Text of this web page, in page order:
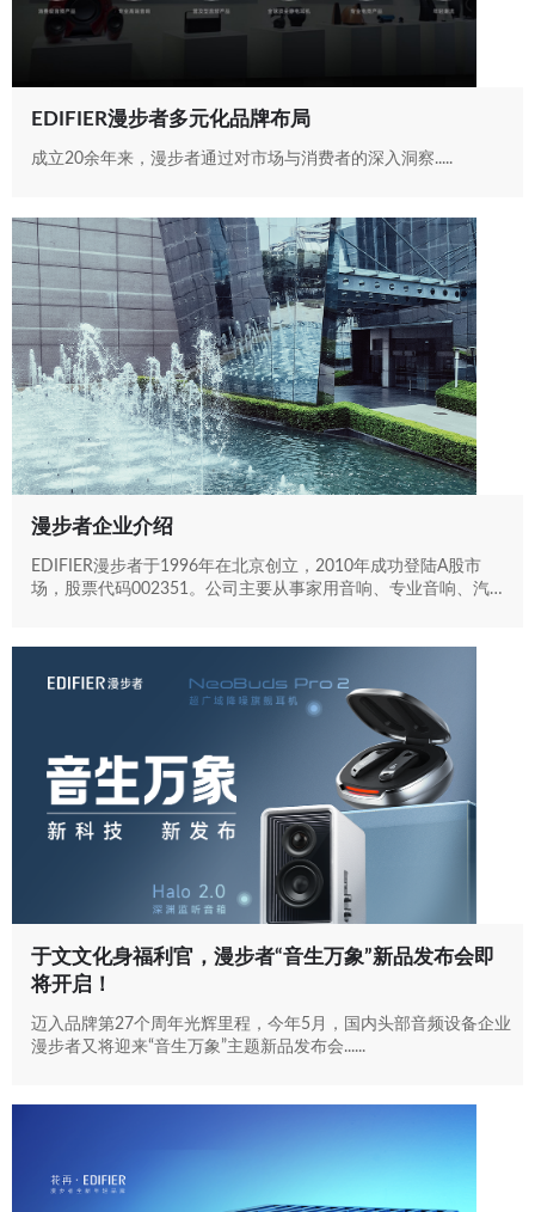
EDIFIER漫步者多元化品牌布局
成立20余年来，漫步者通过对市场与消费者的深入洞察.....
漫步者企业介绍
EDIFIER漫步者于1996年在北京创立，2010年成功登陆A股市
场，股票代码002351。公司主要从事家用音响、专业音响、汽车
于文文化身福利官，漫步者“音生万象”新品发布会即
将开启！
迈入品牌第27个周年光辉里程，今年5月，国内头部音频设备企业
漫步者又将迎来“音生万象”主题新品发布会......